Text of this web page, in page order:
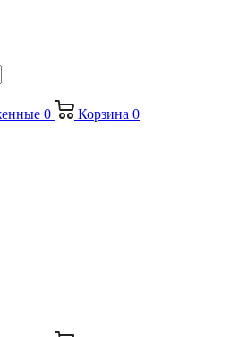
0 Корзина 0